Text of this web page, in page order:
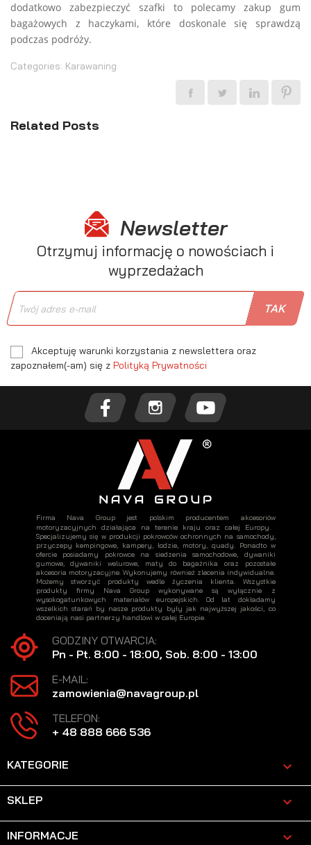
dodatkowo zabezpieczyć szafki to polecamy zakup gum
bagażowych z haczykami, które doskonale się sprawdzą
podczas podróży.
Categories: Karawaning
Related Posts
Newsletter
Otrzymuj informację o nowościach i
wyprzedażach
Akceptuję warunki korzystania z newslettera oraz
zapoznałem(-am) się z Polityką Prywatności
Firma Nava Group jest polskim producentem akcesoriów
motoryzacyjnych działająca na terenie kraju oraz całej Europy.
Specjalizujemy się w produkcji pokrowców ochronnych na samochody,
przyczepy kempingowe, kampery, łodzie, motory, quady. Ponadto w
ofercie posiadamy pokrowce na siedzenia samochodowe, dywaniki
gumowe, dywaniki welurowe, maty do bagażnika oraz pozostałe
akcesoria motoryzacyjne. Wykonujemy również zlecenia indywidualne.
Możemy stworzyć produkty wedle życzenia klienta. Wszystkie
produkty firmy Nava Group wykonywane są wyłącznie z
wysokogatunkowych materiałów europejskich. Od lat dokładamy
wszelkich starań by nasze produkty były jak najwyższej jakości, co
doceniają nasi partnerzy handlowi w całej Europie.
GODZINY OTWARCIA:
Pn - Pt. 8:00 - 18:00, Sob. 8:00 - 13:00
E-MAIL:
zamowienia@navagroup.pl
TELEFON:
+ 48 888 666 536
KATEGORIE 
SKLEP 
INFORMACJE 